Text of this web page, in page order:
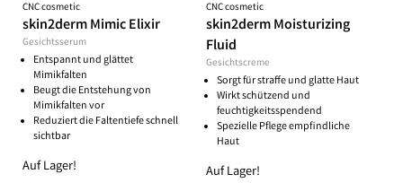
CNC cosmetic
skin2derm Mimic Elixir
Gesichtsserum
Entspannt und glättet
Mimikfalten
Beugt die Entstehung von
Mimikfalten vor
Reduziert die Faltentiefe schnell
sichtbar
Auf Lager!
CNC cosmetic
skin2derm Moisturizing
Fluid
Gesichtscreme
Sorgt für straffe und glatte Haut
Wirkt schützend und
feuchtigkeitsspendend
Spezielle Pflege empfindliche
Haut
Auf Lager!